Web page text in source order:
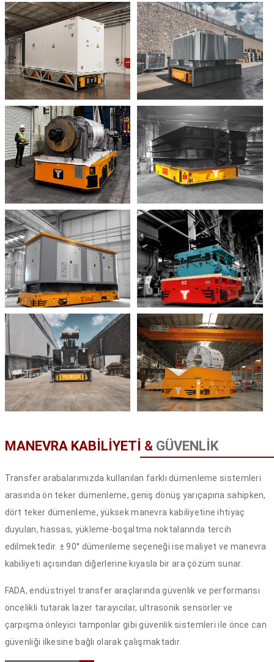
MANEVRA KABİLİYETİ & GÜVENLİK
Transfer arabalarımızda kullanılan farklı dümenleme sistemleri
arasında ön teker dümenleme, geniş dönüş yarıçapına sahipken,
dört teker dümenleme, yüksek manevra kabiliyetine ihtiyaç
duyulan, hassas, yükleme-boşaltma noktalarında tercih
edilmektedir. ± 90° dümenleme seçeneği ise maliyet ve manevra
kabiliyeti açısından diğerlerine kıyasla bir ara çözüm sunar.
FADA, endüstriyel transfer araçlarında güvenlik ve performansı
öncelikli tutarak lazer tarayıcılar, ultrasonik sensörler ve
çarpışma önleyici tamponlar gibi güvenlik sistemleri ile önce can
güvenliği ilkesine bağlı olarak çalışmaktadır.